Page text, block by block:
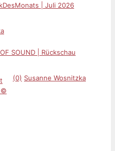
| Juli 2026
SOUND | Rückschau
(0) Susanne Wosnitzka